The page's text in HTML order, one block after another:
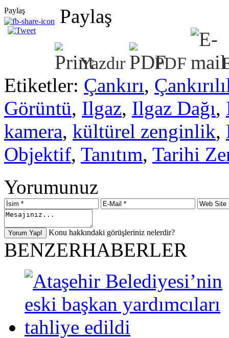
Paylaş Paylaş
Yazdır PDF
Etiketler: Çankırı,
Görüntü, Ilgaz, Ilgaz Dağı,
kamera, kültürel zenginlik,
Objektif, Tanıtım, Tarihi
Yorumunuz
Konu hakkındaki görüşleriniz nelerdir?
BENZERHABERLER